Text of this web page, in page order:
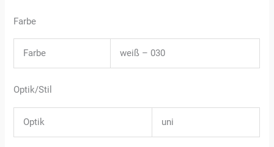
Farbe
Farbe weiß – 030
Optik/Stil
Optik uni